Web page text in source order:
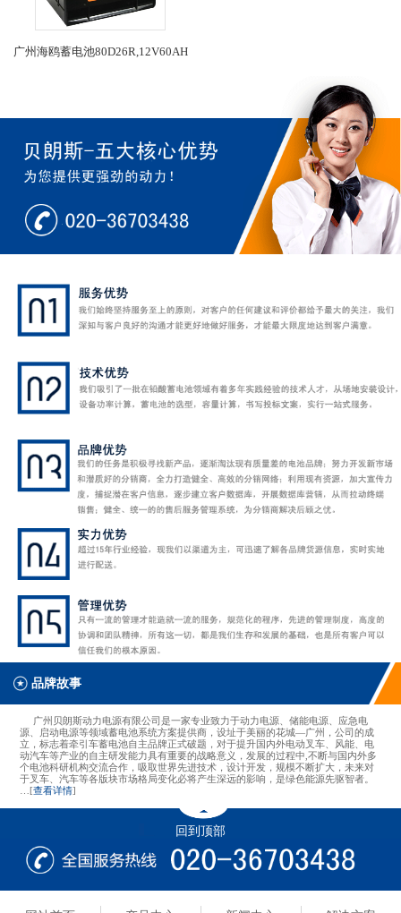
广州海鸥蓄电池80D26R,12V60AH
品牌故事
广州贝朗斯动力电源有限公司是一家专业致力于动力电源、储能电源、应急电
源、启动电源等领域蓄电池系统方案提供商，设址于美丽的花城—广州，公司的成
立，标志着牵引车蓄电池自主品牌正式破题，对于提升国内外电动叉车、风能、电
动汽车等产业的自主研发能力具有重要的战略意义，发展的过程中,不断与国内外多
个电池科研机构交流合作，吸取世界先进技术，设计开发，规模不断扩大，未来对
于叉车、汽车等各版块市场格局变化必将产生深远的影响，是绿色能源先驱智者。
…[查看详情]
回到顶部